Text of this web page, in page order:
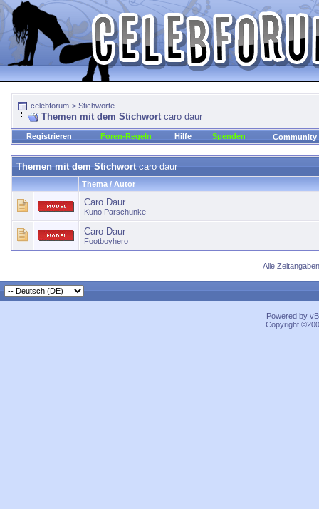
celebforum > Stichworte
Themen mit dem Stichwort caro daur
Registrieren Foren-Regeln Hilfe Spenden Community
Themen mit dem Stichwortcaro daur
Thema / Autor
Caro Daur
Kuno Parschunke
Caro Daur
Footboyhero
Alle
Powered by
Copyright